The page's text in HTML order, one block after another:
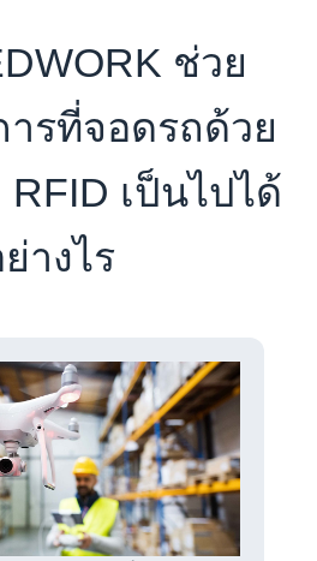
ช่วย
รที่จอดรถด้วย
เป็นไปได้
างไร